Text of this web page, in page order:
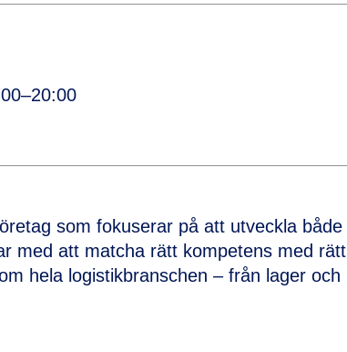
som fokuserar på att utveckla både
med att matcha rätt kompetens med rätt
hela logistikbranschen – från lager och